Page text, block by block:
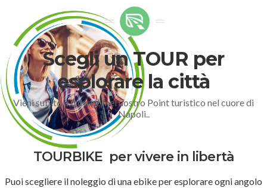
Scegli un TOUR per
esplorare la città
Vieni subito a trovarci nel nostro Point turistico nel cuore di
Napoli..
TOURBIKE per vivere in libertà
Puoi scegliere il noleggio di una ebike per esplorare ogni angolo